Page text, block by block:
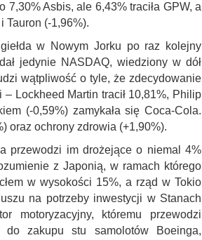
7,30% Asbis, ale 6,43% traciła GPW, a
Tauron (-1,96%).
w Nowym Jorku po raz kolejny
jedynie NASDAQ, wiedziony w dół
wątpliwość o tyle, że zdecydowanie
Lockheed Martin tracił 10,81%, Philip
(-0,59%) zamykała się Coca-Cola.
oraz ochrony zdrowia (+1,90%).
przewodzi im drożejące o niemal 4%
z Japonią, w ramach którego
w wysokości 15%, a rząd w Tokio
na potrzeby inwestycji w Stanach
motoryzacyjny, któremu przewodzi
zakupu stu samolotów Boeinga,